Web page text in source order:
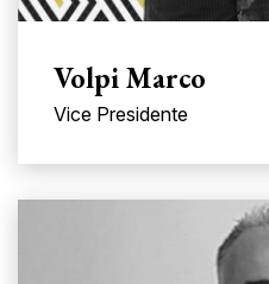
Volpi Marco
Vice Presidente